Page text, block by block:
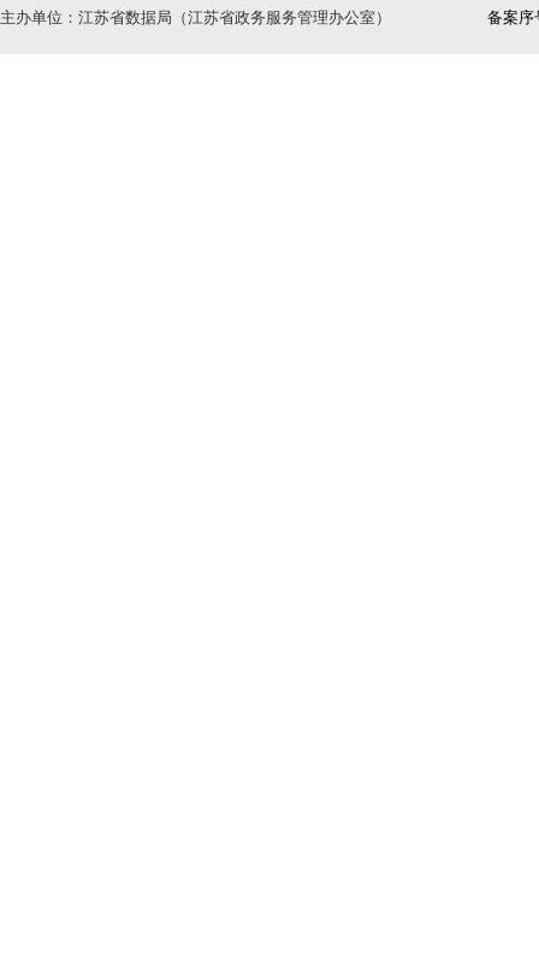
主办单位：江苏省数据局（江苏省政务服务管理办公室） 备案序